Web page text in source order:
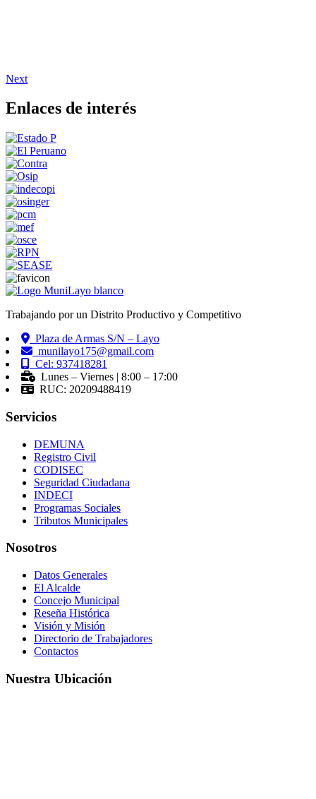
Next
Enlaces de interés
Trabajando por un Distrito Productivo y Competitivo
Plaza de Armas S/N – Layo
munilayo175@gmail.com
Cel: 937418281
Lunes – Viernes | 8:00 – 17:00
RUC: 20209488419
Servicios
DEMUNA
Registro Civil
CODISEC
Seguridad Ciudadana
INDECI
Programas Sociales
Tributos Municipales
Nosotros
Datos Generales
El Alcalde
Concejo Municipal
Reseña Histórica
Visión y Misión
Directorio de Trabajadores
Contactos
Nuestra Ubicación